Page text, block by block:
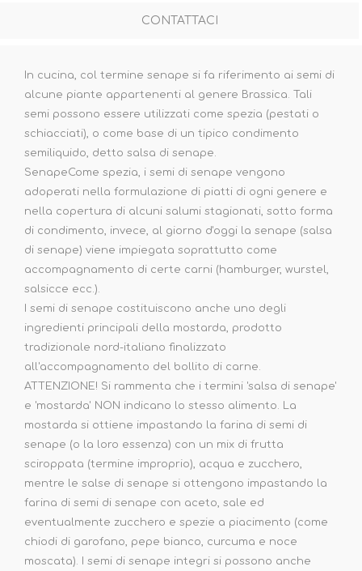
CONTATTACI
In cucina, col termine senape si fa riferimento ai semi di
alcune piante appartenenti al genere Brassica. Tali
semi possono essere utilizzati come spezia (pestati o
schiacciati), o come base di un tipico condimento
semiliquido, detto salsa di senape.
SenapeCome spezia, i semi di senape vengono
adoperati nella formulazione di piatti di ogni genere e
nella copertura di alcuni salumi stagionati, sotto forma
di condimento, invece, al giorno d'oggi la senape (salsa
di senape) viene impiegata soprattutto come
accompagnamento di certe carni (hamburger, wurstel,
salsicce ecc.).
I semi di senape costituiscono anche uno degli
ingredienti principali della mostarda, prodotto
tradizionale nord-italiano finalizzato
all'accompagnamento del bollito di carne.
ATTENZIONE! Si rammenta che i termini 'salsa di senape'
e 'mostarda' NON indicano lo stesso alimento. La
mostarda si ottiene impastando la farina di semi di
senape (o la loro essenza) con un mix di frutta
sciroppata (termine improprio), acqua e zucchero,
mentre le salse di senape si ottengono impastando la
farina di semi di senape con aceto, sale ed
eventualmente zucchero e spezie a piacimento (come
chiodi di garofano, pepe bianco, curcuma e noce
moscata). I semi di senape integri si possono anche